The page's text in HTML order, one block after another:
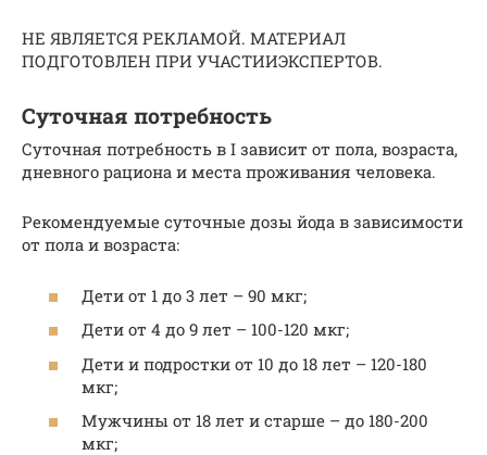
НЕ ЯВЛЯЕТСЯ РЕКЛАМОЙ. МАТЕРИАЛ
ПОДГОТОВЛЕН ПРИ УЧАСТИИЭКСПЕРТОВ.
Суточная потребность
Суточная потребность в I зависит от пола, возраста,
дневного рациона и места проживания человека.
Рекомендуемые суточные дозы йода в зависимости
от пола и возраста:
Дети от 1 до 3 лет – 90 мкг;
Дети от 4 до 9 лет – 100-120 мкг;
Дети и подростки от 10 до 18 лет – 120-180
мкг;
Мужчины от 18 лет и старше – до 180-200
мкг;